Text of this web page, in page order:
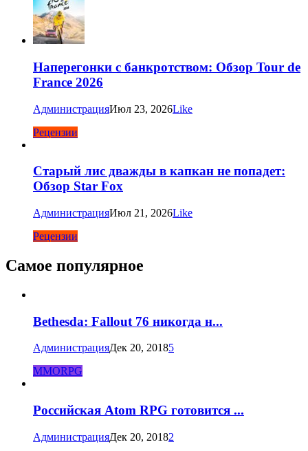
Наперегонки с банкротством: Обзор Tour de
France 2026
АдминистрацияИюл 23, 2026Like
Рецензии
Старый лис дважды в капкан не попадет:
Обзор Star Fox
АдминистрацияИюл 21, 2026Like
Рецензии
Самое популярное
Bethesda: Fallout 76 никогда н...
АдминистрацияДек 20, 20185
MMORPG
Российская Atom RPG готовится ...
АдминистрацияДек 20, 20182